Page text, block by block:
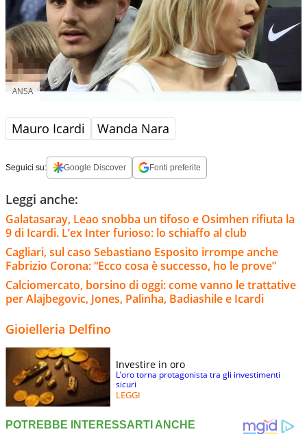
ANSA
Mauro Icardi Wanda Nara
Seguici su: Google Discover Fonti preferite
Leggi anche:
Galatasaray, Leao snobba un tifoso e Osimhen rifiuta la
9 di Icardi. L’ex Inter furioso: lo schiaffo al club
Cagliari, sul caso Sebastiano Esposito irrompe anche
Fabrizio Corona: “Ecco cosa è successo, ho le prove”
Calciomercato, borsino di oggi: come vanno le trattative
per Alajbegovic, Jones, Palinha, Badiashile e Icardi
Gioielleria Delfino
Investire in oro
L’oro torna protagonista tra gli investimenti
sicuri
LEGGI